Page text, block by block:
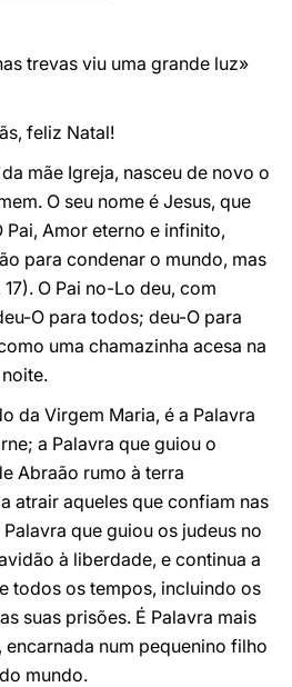
trevas viu uma grande luz»
feliz Natal!
mãe Igreja, nasceu de novo o
O seu nome é Jesus, que
Pai, Amor eterno e infinito,
para condenar o mundo, mas
17). O Pai no-Lo deu, com
O para todos; deu-O para
uma chamazinha acesa na
da Virgem Maria, é a Palavra
a Palavra que guiou o
Abraão rumo à terra
atrair aqueles que confiam nas
que guiou os judeus no
à liberdade, e continua a
todos os tempos, incluindo os
suas prisões. É Palavra mais
num pequenino filho
mundo.